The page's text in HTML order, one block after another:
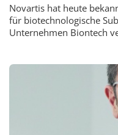
Novartis hat heute
für biotechnologische
Unternehmen Biontech